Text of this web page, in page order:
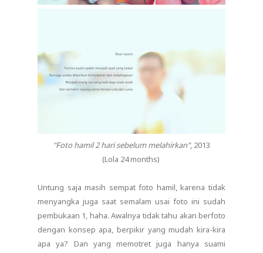
"Foto hamil 2 hari sebelum melahirkan", 2013
(Lola 24 months)
Untung saja masih sempat foto hamil, karena tidak
menyangka juga saat semalam usai foto ini sudah
pembukaan 1, haha. Awalnya tidak tahu akan berfoto
dengan konsep apa, berpikir yang mudah kira-kira
apa ya? Dan yang memotret juga hanya suami